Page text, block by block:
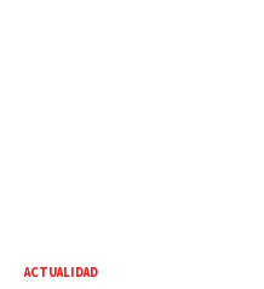
ACTUALIDAD